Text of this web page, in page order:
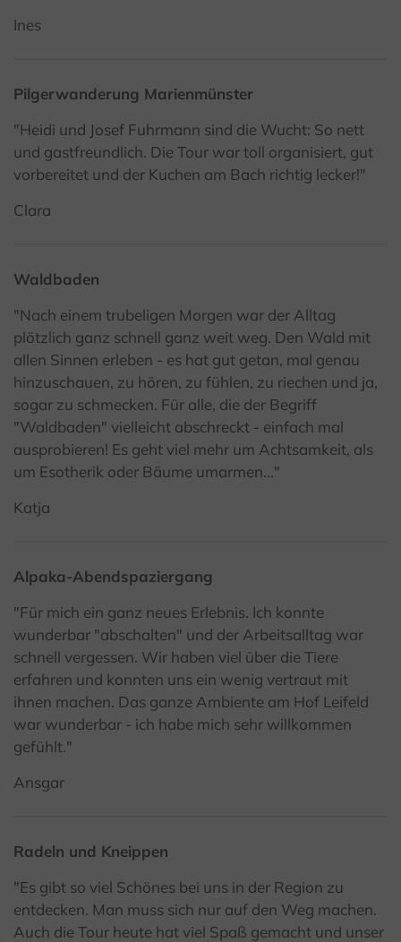
Ines
Pilgerwanderung Marienmünster
"Heidi und Josef Fuhrmann sind die Wucht: So nett
und gastfreundlich. Die Tour war toll organisiert, gut
vorbereitet und der Kuchen am Bach richtig lecker!"
Clara
Waldbaden
"Nach einem trubeligen Morgen war der Alltag
plötzlich ganz schnell ganz weit weg. Den Wald mit
allen Sinnen erleben - es hat gut getan, mal genau
hinzuschauen, zu hören, zu fühlen, zu riechen und ja,
sogar zu schmecken. Für alle, die der Begriff
"Waldbaden" vielleicht abschreckt - einfach mal
ausprobieren! Es geht viel mehr um Achtsamkeit, als
um Esotherik oder Bäume umarmen..."
Katja
Alpaka-Abendspaziergang
"Für mich ein ganz neues Erlebnis. Ich konnte
wunderbar "abschalten" und der Arbeitsalltag war
schnell vergessen. Wir haben viel über die Tiere
erfahren und konnten uns ein wenig vertraut mit
ihnen machen. Das ganze Ambiente am Hof Leifeld
war wunderbar - ich habe mich sehr willkommen
gefühlt."
Ansgar
Radeln und Kneippen
"Es gibt so viel Schönes bei uns in der Region zu
entdecken. Man muss sich nur auf den Weg machen.
Auch die Tour heute hat viel Spaß gemacht und unser